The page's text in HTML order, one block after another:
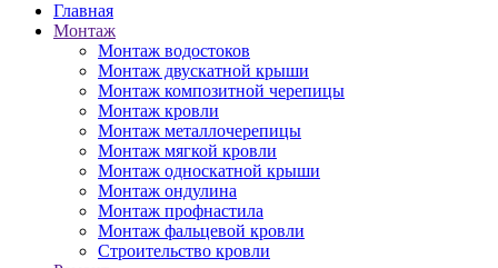
Главная
Монтаж
Монтаж водостоков
Монтаж двускатной крыши
Монтаж композитной черепицы
Монтаж кровли
Монтаж металлочерепицы
Монтаж мягкой кровли
Монтаж односкатной крыши
Монтаж ондулина
Монтаж профнастила
Монтаж фальцевой кровли
Строительство кровли